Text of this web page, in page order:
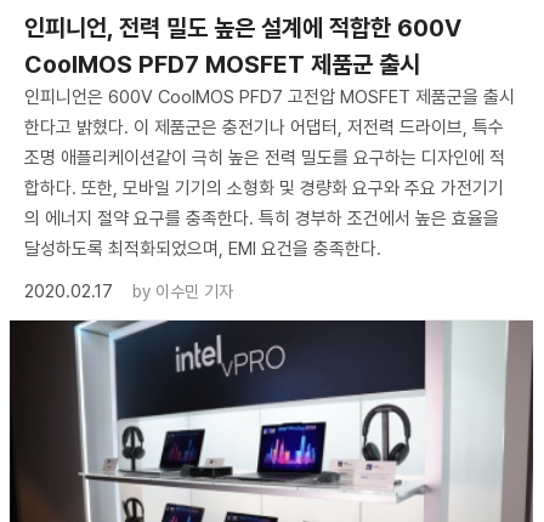
​인피니언, 전력 밀도 높은 설계에 적합한 600V
CoolMOS PFD7 MOSFET 제품군 출시
인피니언은 600V CoolMOS PFD7 고전압 MOSFET 제품군을 출시
한다고 밝혔다. 이 제품군은 충전기나 어댑터, 저전력 드라이브, 특수
조명 애플리케이션같이 극히 높은 전력 밀도를 요구하는 디자인에 적
합하다. 또한, 모바일 기기의 소형화 및 경량화 요구와 주요 가전기기
의 에너지 절약 요구를 충족한다. 특히 경부하 조건에서 높은 효율을
달성하도록 최적화되었으며, EMI 요건을 충족한다.
2020.02.17
by 이수민 기자